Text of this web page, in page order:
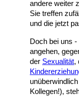
andere weiter
Sie treffen
und die jetzt
Doch bei uns
angehen,
der Sexualität,
Kollegen!),